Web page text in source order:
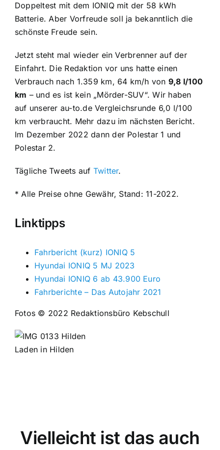
Doppeltest mit dem IONIQ mit der 58 kWh
Batterie. Aber Vorfreude soll ja bekanntlich die
schönste Freude sein.
Jetzt steht mal wieder ein Verbrenner auf der
Einfahrt. Die Redaktion vor uns hatte einen
Verbrauch nach 1.359 km, 64 km/h von 9,8 l/100
km – und es ist kein „Mörder-SUV“. Wir haben
auf unserer au-to.de Vergleichsrunde 6,0 l/100
km verbraucht. Mehr dazu im nächsten Bericht.
Im Dezember 2022 dann der Polestar 1 und
Polestar 2.
Tägliche Tweets auf Twitter.
* Alle Preise ohne Gewähr, Stand: 11-2022.
Linktipps
Fahrbericht (kurz) IONIQ 5
Hyundai IONIQ 5 MJ 2023
Hyundai IONIQ 6 ab 43.900 Euro
Fahrberichte – Das Autojahr 2021
Fotos © 2022 Redaktionsbüro Kebschull
Laden in Hilden
Vielleicht ist das auch